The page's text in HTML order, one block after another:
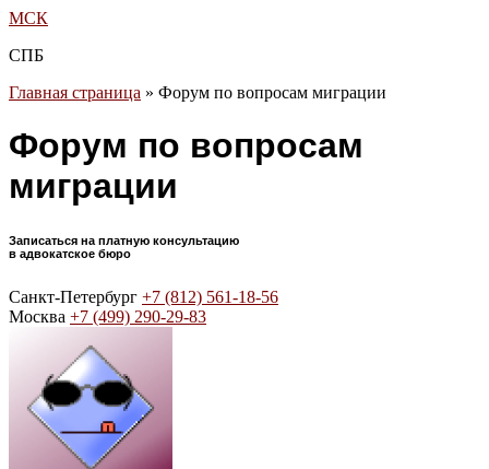
МСК
СПБ
Главная страница » Форум по вопросам миграции
Форум по вопросам
миграции
Записаться на платную консультацию
в адвокатское бюро
Санкт-Петербург +7 (812) 561-18-56
Москва +7 (499) 290-29-83